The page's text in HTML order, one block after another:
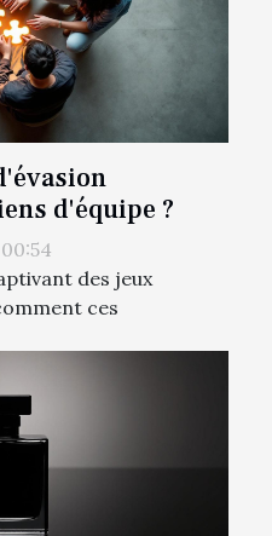
d'équipe ?
des jeux
ces